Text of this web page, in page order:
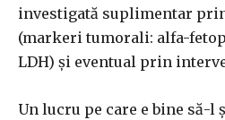
investigată suplimentar
(markeri tumorali: alfa-
LDH) și eventual prin
Un lucru pe care e bine să-l